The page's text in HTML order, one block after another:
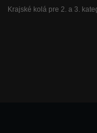
Krajské kolá pre 2. a 3.